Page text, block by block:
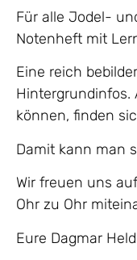
Für alle Jodel-
Notenheft mit
Eine reich
Hintergrundinfos.
können, finden
Damit kann man
Wir freuen uns
Ohr zu Ohr
Eure Dagmar Held